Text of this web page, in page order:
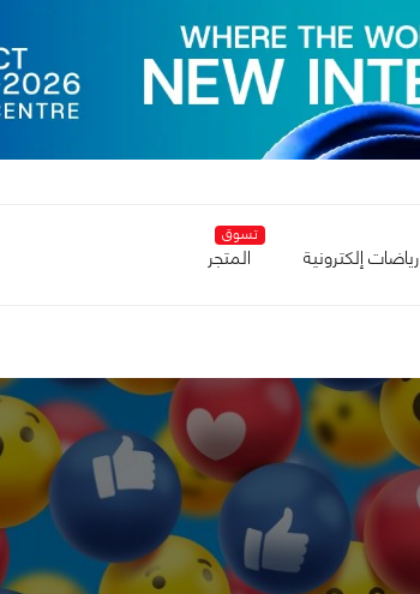
رياضات إلكترونية
تسوق
المتجر